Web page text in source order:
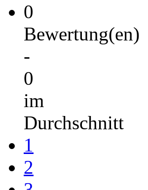
0
Bewertung(en)
-
0
im
Durchschnitt
1
2